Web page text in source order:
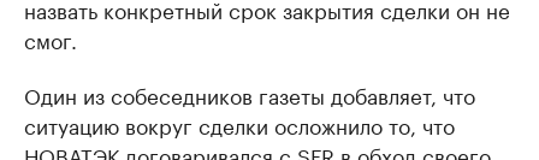
назвать конкретный срок закрытия сделки он не
смог.
Один из собеседников газеты добавляет, что
ситуацию вокруг сделки осложнило то, что
НОВАТЭК договаривался с SFR в обход своего